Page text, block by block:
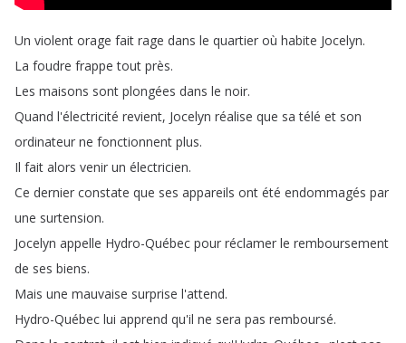
Un violent orage fait rage dans le quartier où habite Jocelyn.
La foudre frappe tout près.
Les maisons sont plongées dans le noir.
Quand l'électricité revient, Jocelyn réalise que sa télé et son
ordinateur ne fonctionnent plus.
Il fait alors venir un électricien.
Ce dernier constate que ses appareils ont été endommagés par
une surtension.
Jocelyn appelle Hydro-Québec pour réclamer le remboursement
de ses biens.
Mais une mauvaise surprise l'attend.
Hydro-Québec lui apprend qu'il ne sera pas remboursé.